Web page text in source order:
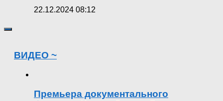
22.12.2024 08:12
ВИДЕО ~
Премьера документального